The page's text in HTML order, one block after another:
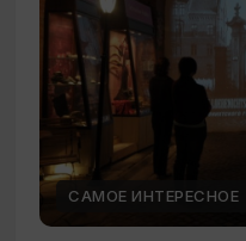
САМОЕ ИНТЕРЕСНОЕ